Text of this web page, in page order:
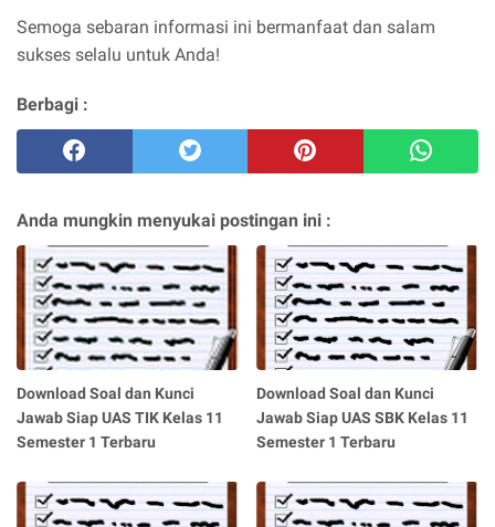
Semoga sebaran informasi ini bermanfaat dan salam
sukses selalu untuk Anda!
Berbagi :
Anda mungkin menyukai postingan ini :
Download Soal dan Kunci
Jawab Siap UAS TIK Kelas 11
Semester 1 Terbaru
Download Soal dan Kunci
Jawab Siap UAS SBK Kelas 11
Semester 1 Terbaru